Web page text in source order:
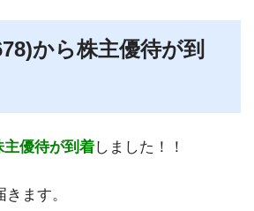
から株主優待が到
主優待が到着しました！！
ます。